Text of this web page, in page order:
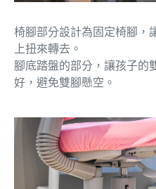
椅腳部分設計為固定椅腳，
上扭來轉去。
腳底踏盤的部分，讓孩子的
好，避免雙腳懸空。